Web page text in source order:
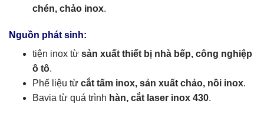
chén, chảo inox.
Nguồn phát sinh:
tiện inox từ sản xuất thiết bị nhà bếp, công nghiệp
ô tô.
Phế liệu từ cắt tấm inox, sản xuất chảo, nồi inox.
Bavia từ quá trình hàn, cắt laser inox 430.